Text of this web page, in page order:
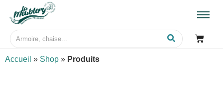
Accueil » Shop » Produits